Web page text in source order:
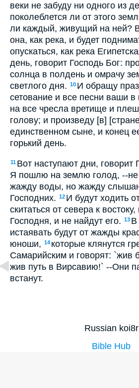
веки не забуду ни одного из
поколеблется ли от этого
ли каждый, живущий на ней?
она, как река, и будет
опускаться, как река
день, говорит Господь Бог:
солнца в полдень и омрачу
светлого дня. 10 И обращу
сетование и все песни ваши
на все чресла вретище и
голову; и произведу [в]
единственном сыне, и конец
горький день.
11 Вот наступают дни, говорит
Я пошлю на землю голод, --не
жажду воды, но жажду
Господних. 12 И будут ходить
скитаться от севера к
Господня, и не найдут его. 13 В
истаявать будут от жажды
юноши, 14 которые клянутся
Самарийским и говорят: `жив
жив путь в Вирсавию!` --Они
встанут.
Russian koi8r
Bible Hub